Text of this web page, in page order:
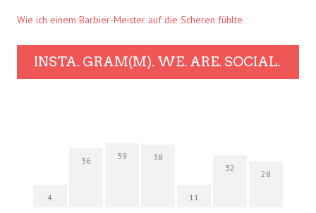
Wie ich einem Barbier-Meister auf die Scheren fühlte.
INSTA. GRAM(M). WE. ARE. SOCIAL.
4
36 39 38
11
32
28